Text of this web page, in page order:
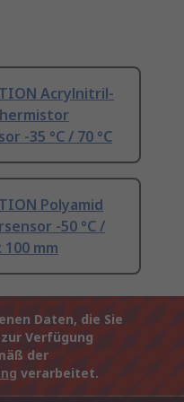
Acrylnitril-
-35 °C / 70 °C
Polyamid
-50 °C /
100 mm
Daten, die Sie
Verfügung
der
verarbeitet.